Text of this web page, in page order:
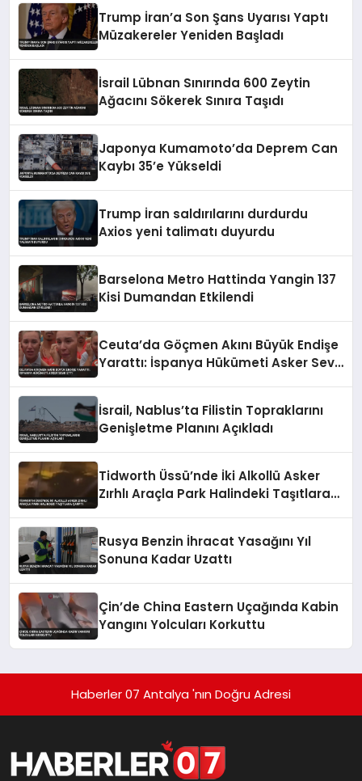
Trump İran’a Son Şans Uyarısı Yaptı
Müzakereler Yeniden Başladı
İsrail Lübnan Sınırında 600 Zeytin
Ağacını Sökerek Sınıra Taşıdı
Japonya Kumamoto’da Deprem Can
Kaybı 35’e Yükseldi
Trump İran saldırılarını durdurdu
Axios yeni talimatı duyurdu
Barselona Metro Hattinda Yangin 137
Kisi Dumandan Etkilendi
Ceuta’da Göçmen Akını Büyük Endişe
Yarattı: İspanya Hükümeti Asker Sevk
İsrail, Nablus’ta Filistin Topraklarını
Genişletme Planını Açıkladı
Tidworth Üssü’nde İki Alkollü Asker
Zırhlı Araçla Park Halindeki Taşıtlara
Rusya Benzin İhracat Yasağını Yıl
Sonuna Kadar Uzattı
Çin’de China Eastern Uçağında Kabin
Yangını Yolcuları Korkuttu
Haberler 07 Antalya 'nın Doğru Adresi